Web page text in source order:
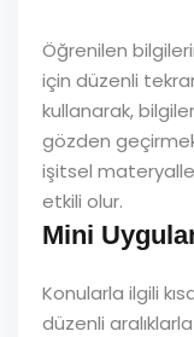
Öğrenilen
için düzenli
kullanarak,
gözden geçirmek
işitsel
etkili olur.
Mini
Konularla ilgili
düzenli